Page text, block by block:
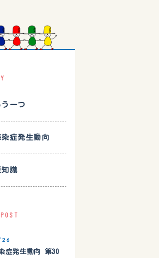
一つ
症発生動向
知識
症発生動向 第30